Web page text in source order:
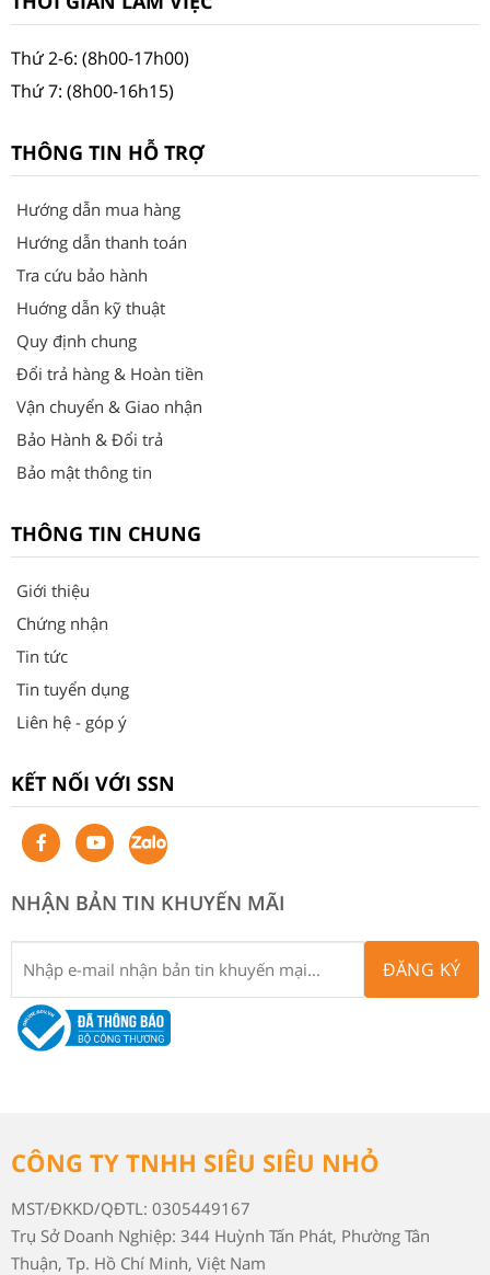
Thứ 2-6: (8h00-17h00)
Thứ 7: (8h00-16h15)
THÔNG TIN HỖ TRỢ
Hướng dẫn mua hàng
Hướng dẫn thanh toán
Tra cứu bảo hành
Huớng dẫn kỹ thuật
Quy định chung
Đổi trả hàng & Hoàn tiền
Vận chuyển & Giao nhận
Bảo Hành & Đổi trả
Bảo mật thông tin
THÔNG TIN CHUNG
Giới thiệu
Chứng nhận
Tin tức
Tin tuyển dụng
Liên hệ - góp ý
KẾT NỐI VỚI SSN
NHẬN BẢN TIN KHUYẾN MÃI
ĐĂNG KÝ
CÔNG TY TNHH SIÊU SIÊU NHỎ
MST/ĐKKD/QĐTL: 0305449167
Trụ Sở Doanh Nghiệp: 344 Huỳnh Tấn Phát, Phường Tân
Thuận, Tp. Hồ Chí Minh, Việt Nam